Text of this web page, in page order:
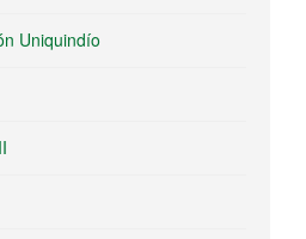
Uniquindío